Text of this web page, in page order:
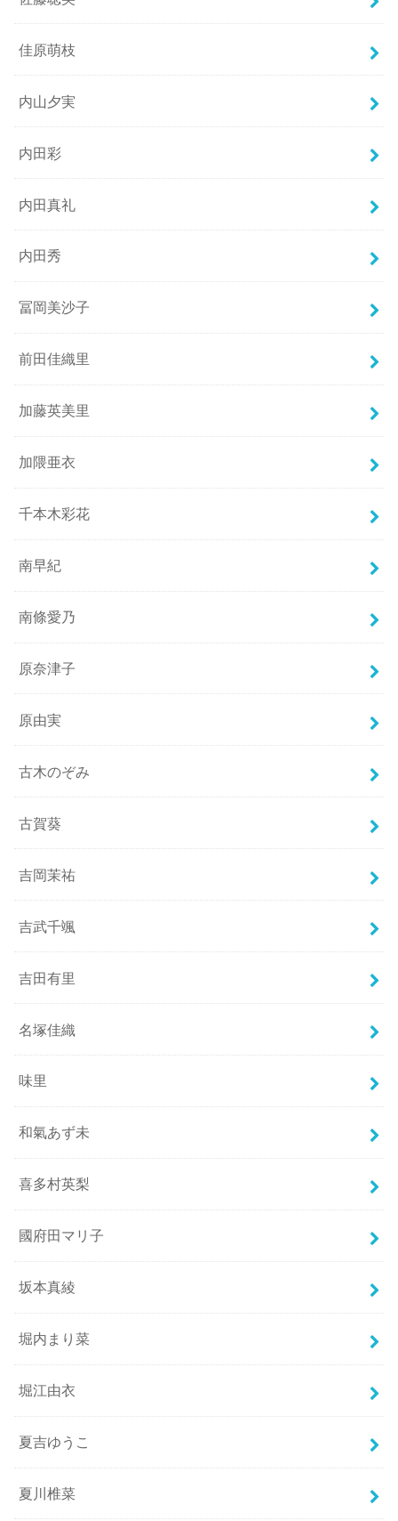
佳原萌枝
内山夕実
内田彩
内田真礼
内田秀
冨岡美沙子
前田佳織里
加藤英美里
加隈亜衣
千本木彩花
南早紀
南條愛乃
原奈津子
原由実
古木のぞみ
古賀葵
吉岡茉祐
吉武千颯
吉田有里
名塚佳織
味里
和氣あず未
喜多村英梨
國府田マリ子
坂本真綾
堀内まり菜
堀江由衣
夏吉ゆうこ
夏川椎菜